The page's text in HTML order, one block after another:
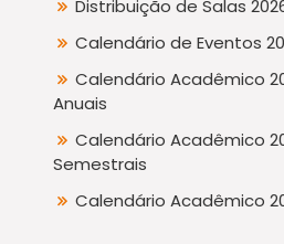
Distribuição de Salas
Calendário de Eventos
Calendário Acadêmico
Anuais
Calendário Acadêmico
Semestrais
Calendário Acadêmico